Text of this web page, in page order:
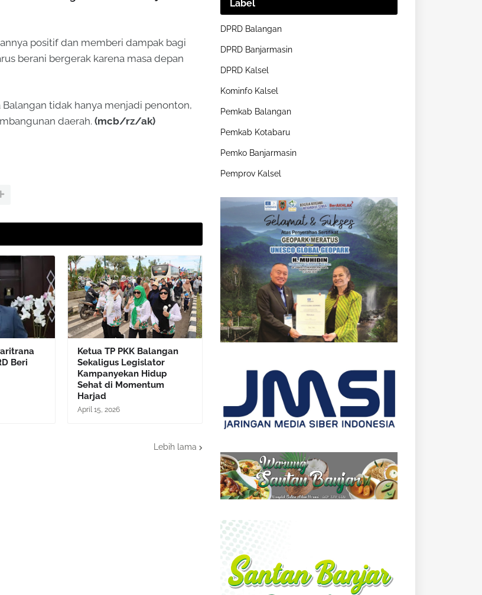
positif dan memberi dampak bagi
berani bergerak karena masa depan
tidak hanya menjadi penonton,
daerah. (mcb/rz/ak)
Beri
Ketua TP PKK Balangan
Sekaligus Legislator
Kampanyekan Hidup
Sehat di Momentum
Harjad
April 15, 2026
Lebih lama
Label
DPRD Balangan
DPRD Banjarmasin
DPRD Kalsel
Kominfo Kalsel
Pemkab Balangan
Pemkab Kotabaru
Pemko Banjarmasin
Pemprov Kalsel